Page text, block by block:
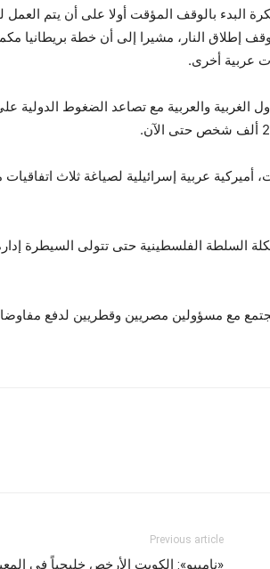
البدء بالوقف المؤقت أولا على أن يتم العمل
إطلاق النار، مشيرا إلى أن خطة بريطانيا
عربية أخرى.
الغربية والعربية مع تصاعد الضغوط الدولية
عربية إسرائيلية لصياغة ثلاث اتفاقيات
السلطة الفلسطينية حتى تتولى السيطرة
مع مسؤولين مصريين وقطريين لدفع
Previous article
«نامبيو»: الكويت الأرخص خليجياً في